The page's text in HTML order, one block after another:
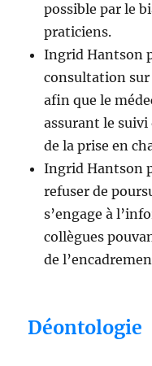
possible par le
praticiens.
Ingrid Hantson
consultation
afin que le
assurant le
de la prise en
Ingrid Hantson
refuser de
s’engage à
collègues
de
Déontologie